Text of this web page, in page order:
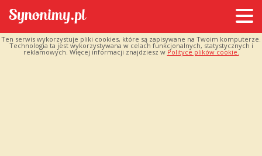
Ten serwis wykorzystuje pliki cookies, które są zapisywane na Twoim komputerze.
Technologia ta jest wykorzystywana w celach funkcjonalnych, statystycznych i
reklamowych. Więcej informacji znajdziesz w Polityce plików cookie.